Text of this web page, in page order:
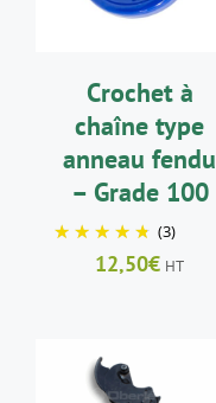
Crochet à
chaîne type
anneau fendu
– Grade 100
(3)
12,50€ HT